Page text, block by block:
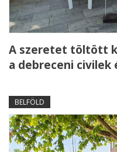
A szeretet töltött
a debreceni civilek
BELFÖLD